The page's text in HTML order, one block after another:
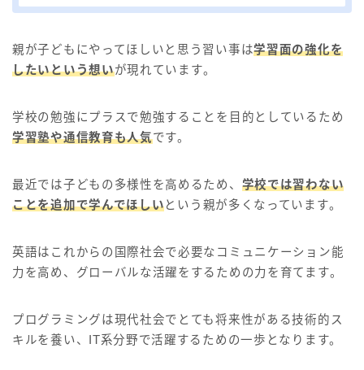
親が子どもにやってほしいと思う習い事は学習面の強化を
したいという想いが現れています。
学校の勉強にプラスで勉強することを目的としているため
学習塾や通信教育も人気です。
最近では子どもの多様性を高めるため、 学校では習わない
ことを追加で学んでほしいという親が多くなっています。
英語はこれからの国際社会で必要なコミュニケーション能
力を高め、グローバルな活躍をするための力を育てます。
プログラミングは現代社会でとても将来性がある技術的ス
キルを養い、IT系分野で活躍するための一歩となります。